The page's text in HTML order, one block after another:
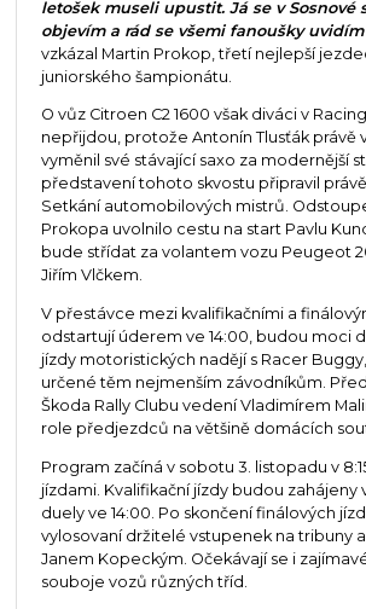
letošek museli upustit. Já se v Sosnové
objevím a rád se všemi fanoušky uvidím
vzkázal Martin Prokop, třetí nejlepší
juniorského šampionátu.
O vůz Citroen C2 1600 však diváci v
nepřijdou, protože Antonín Tlusťák právě
vyměnil své stávající saxo za modernější
představení tohoto skvostu připravil
Setkání automobilových mistrů.
Prokopa uvolnilo cestu na start Pavlu
bude střídat za volantem vozu Peugeot
Jiřím Vlčkem.
V přestávce mezi kvalifikačními a
odstartují úderem ve 14:00, budou moci
jízdy motoristických nadějí s Racer
určené těm nejmenším závodníkům.
Škoda Rally Clubu vedení Vladimírem
role předjezdců na většině domácích
Program začíná v sobotu 3. listopadu v
jízdami. Kvalifikační jízdy budou zahájeny
duely ve 14:00. Po skončení finálových
vylosovaní držitelé vstupenek na tribuny
Janem Kopeckým. Očekávají se i
souboje vozů různých tříd.